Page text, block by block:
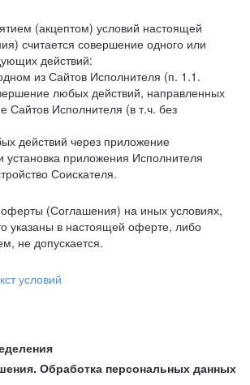
(акцептом) условий настоящей
считается совершение одного или
действий:
из Сайтов Исполнителя (п. 1.1.
любых действий, направленных
Сайтов Исполнителя (в т.ч. без
действий через приложение
установка приложения Исполнителя
Соискателя.
(Соглашения) на иных условиях,
указаны в настоящей оферте, либо
не допускается.
условий
Обработка персональных данных